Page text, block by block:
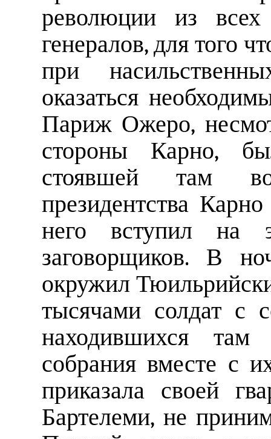
революции из
генералов, для того
при
оказаться
Париж Ожеро,
стороны Карно,
стоявшей там
президентства
него вступил на
заговорщиков. В
окружил
тысячами солдат с
находившихся там
собрания вместе с
приказала своей
Бартелеми, не